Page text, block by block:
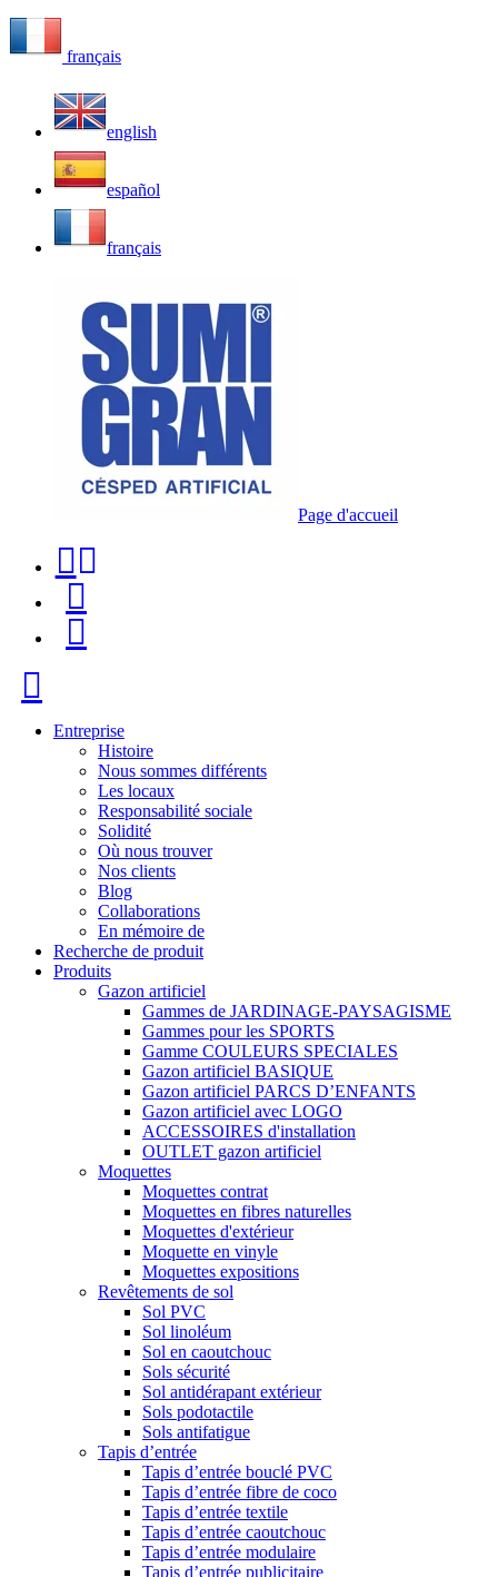
français
english
español
français
Page d'accueil
116
96
57
Entreprise
Histoire
Nous sommes différents
Les locaux
Responsabilité sociale
Solidité
Où nous trouver
Nos clients
Blog
Collaborations
En mémoire de
Recherche de produit
Produits
Gazon artificiel
Gammes de JARDINAGE-PAYSAGISME
Gammes pour les SPORTS
Gamme COULEURS SPECIALES
Gazon artificiel BASIQUE
Gazon artificiel PARCS D’ENFANTS
Gazon artificiel avec LOGO
ACCESSOIRES d'installation
OUTLET gazon artificiel
Moquettes
Moquettes contrat
Moquettes en fibres naturelles
Moquettes d'extérieur
Moquette en vinyle
Moquettes expositions
Revêtements de sol
Sol PVC
Sol linoléum
Sol en caoutchouc
Sols sécurité
Sol antidérapant extérieur
Sols podotactile
Sols antifatigue
Tapis d’entrée
Tapis d’entrée bouclé PVC
Tapis d’entrée fibre de coco
Tapis d’entrée textile
Tapis d’entrée caoutchouc
Tapis d’entrée modulaire
Tapis d’entrée publicitaire